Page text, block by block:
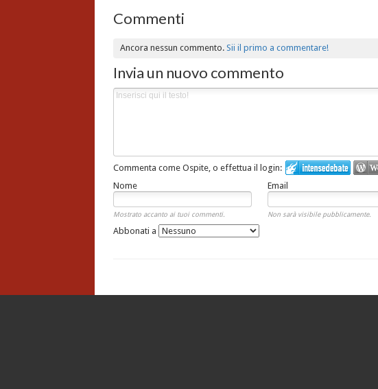
Commenti
Ancora nessun commento.Sii il primo a commentare!
Invia un nuovo commento
Commenta come Ospite, o effettua il login:
Nome
Email
Mostrato accanto ai tuoi commenti. Non sarà visibile pubblicamente.
Abbonati a